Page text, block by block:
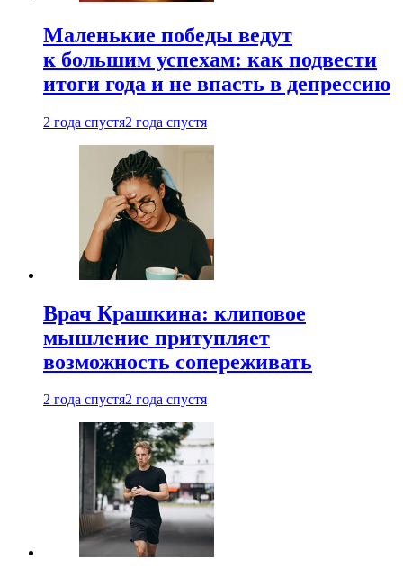
Маленькие победы ведут
к большим успехам: как подвести
итоги года и не впасть в депрессию
2 года спустя2 года спустя
Врач Крашкина: клиповое
мышление притупляет
возможность сопереживать
2 года спустя2 года спустя